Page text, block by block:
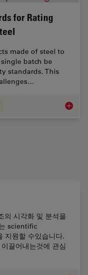
for Rating
made of steel to
batch be
standards. This
Top
의 시각화 및 분석을
scientific
원할 수있습니다.
끌어내는것에 관심